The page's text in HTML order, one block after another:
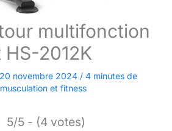
multifonction
2012K
20 novembre 2024 / 4 minutes de
et fitness
5/5 - (4 votes)